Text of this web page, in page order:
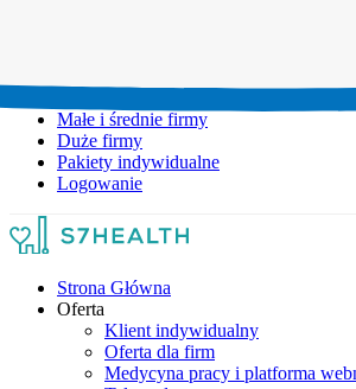
Małe i średnie firmy
Duże firmy
Pakiety indywidualne
Logowanie
Strona Główna
Oferta
Klient indywidualny
Oferta dla firm
Medycyna pracy i platforma